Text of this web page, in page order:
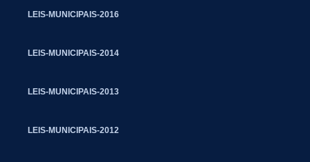
LEIS-MUNICIPAIS-2016
LEIS-MUNICIPAIS-2014
LEIS-MUNICIPAIS-2013
LEIS-MUNICIPAIS-2012